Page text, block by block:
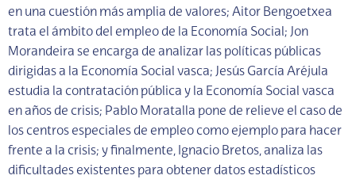
en una cuestión más amplia de valores; Aitor Bengoetxea
trata el ámbito del empleo de la Economía Social; Jon
Morandeira se encarga de analizar las políticas públicas
dirigidas a la Economía Social vasca; Jesús García Aréjula
estudia la contratación pública y la Economía Social vasca
en años de crisis; Pablo Moratalla pone de relieve el caso de
los centros especiales de empleo como ejemplo para hacer
frente a la crisis; y finalmente, Ignacio Bretos, analiza las
dificultades existentes para obtener datos estadísticos